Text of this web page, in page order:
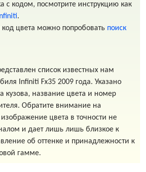
с кодом, посмотрите инструкцию как
.
код цвета можно попробовать поиск
список известных нам
Infiniti Fx35 2009 года. Указано
кузова, название цвета и номер
Обратите внимание на
цвета в точности не
и дает лишь лишь близкое к
об оттенке и принадлежности к
гамме.